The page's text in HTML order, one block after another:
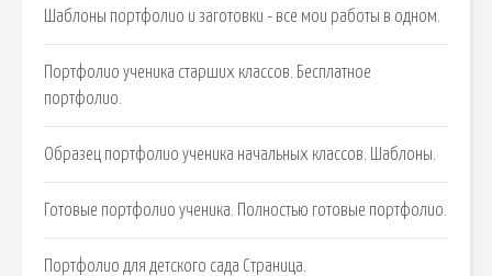
Шаблоны портфолио и заготовки - все мои работы в одном.
Портфолио ученика старших классов. Бесплатное
портфолио.
Образец портфолио ученика начальных классов. Шаблоны.
Готовые портфолио ученика. Полностью готовые портфолио.
Портфолио для детского сада Страница.